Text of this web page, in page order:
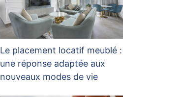
Le placement locatif meublé :
une réponse adaptée aux
nouveaux modes de vie